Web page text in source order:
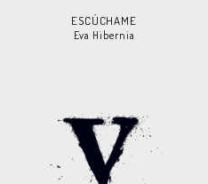
ESCÚCHAME
Eva Hibernia